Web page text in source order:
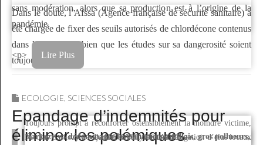
sans modération, alors que sa production est à l’origine de la
pandémie.
Dans le doute, l’Afssa (Agence française de sécurité sanitaire) a
été chargée de fixer des seuils autorisés de chlordécone contenus
dans les aliments, bien que les études sur sa dangerosité soient
toujours en cours.
<p> Lire Plus
ECOLOGIE SCIENCES SOCIALES
Epandage d’indemnités pour
éliminer les polémiques
Sarkozy va dédommager les bananiers antillais, gros pollueurs,
— Par RENAUD LECADRE —
Toujours prompt à réconforter ostensiblement la moindre victime,
Nicolas Sarkozy à reçu hier à l’Elysée une délégation d’élus locaux